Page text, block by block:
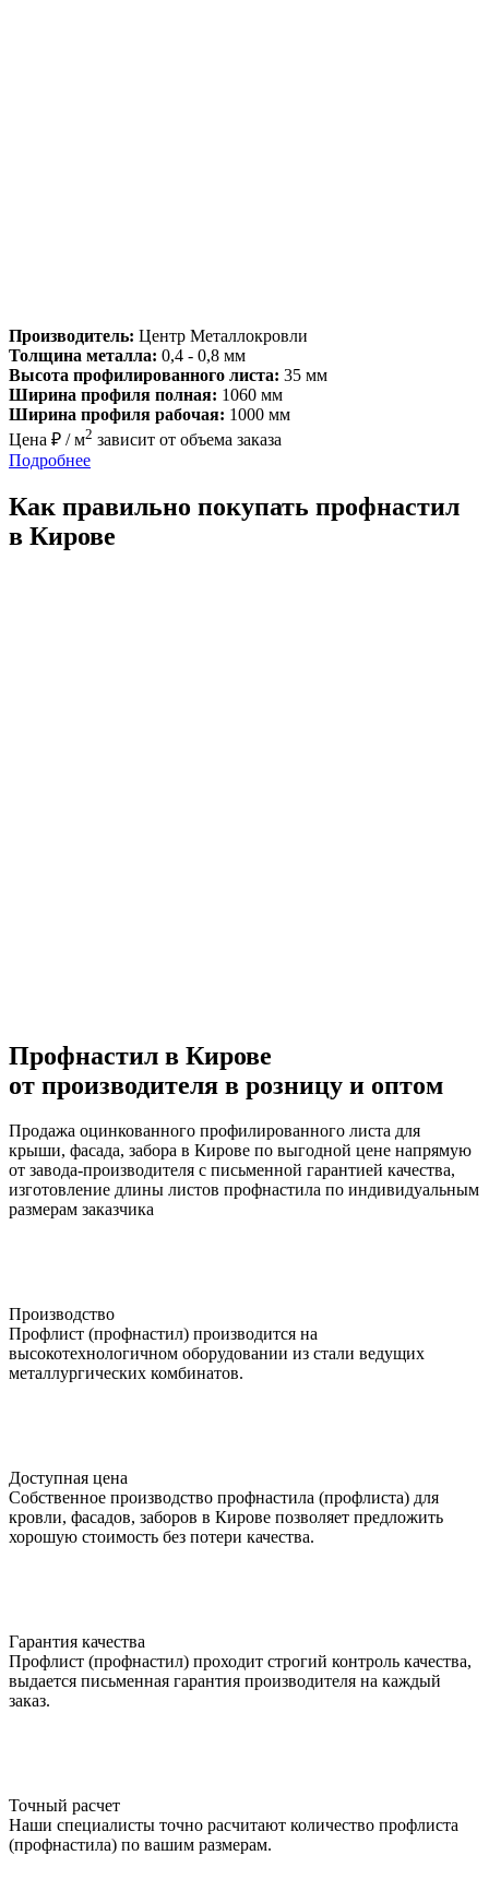
Производитель: Центр Металлокровли
Толщина металла: 0,4 - 0,8 мм
Высота профилированного листа: 35 мм
Ширина профиля полная: 1060 мм
Ширина профиля рабочая: 1000 мм
Цена ₽ / м2 зависит от объема заказа
Подробнее
Как правильно покупать профнастил
в Кирове
Профнастил в Кирове
от производителя в розницу и оптом
Продажа оцинкованного профилированного листа для
крыши, фасада, забора в Кирове по выгодной цене напрямую
от завода-производителя с письменной гарантией качества,
изготовление длины листов профнастила по индивидуальным
размерам заказчика
Производство
Профлист (профнастил) производится на
высокотехнологичном оборудовании из стали ведущих
металлургических комбинатов.
Доступная цена
Собственное производство профнастила (профлиста) для
кровли, фасадов, заборов в Кирове позволяет предложить
хорошую стоимость без потери качества.
Гарантия качества
Профлист (профнастил) проходит строгий контроль качества,
выдается письменная гарантия производителя на каждый
заказ.
Точный расчет
Наши специалисты точно расчитают количество профлиста
(профнастила) по вашим размерам.